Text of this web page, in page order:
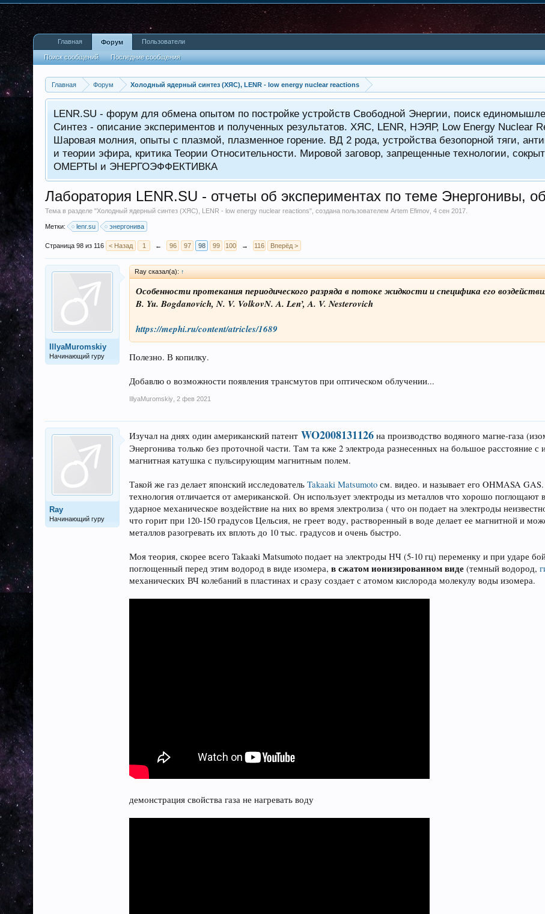
Главная Форум Холодный ядерный синтез (ХЯС), LENR - low energy nuclear reactions
LENR.SU - форум для обмена опытом по постройке устройств Свободной Энергии, поиск
Синтез - описание экспериментов и полученных результатов. ХЯС, LENR, НЭЯР, Low Energy
Шаровая молния, опыты с плазмой, плазменное горение. ВД 2 рода, устройства безопорной тяги,
и теории эфира, критика Теории Относительности. Мировой заговор, запрещенные технологии,
ОМЕРТЫ и ЭНЕРГОЭФФЕКТИВКА
Лаборатория LENR.SU - отчеты об экспериментах по теме Энергонивы,
Тема в разделе "Холодный ядерный синтез (ХЯС), LENR - low energy nuclear reactions", создана пользователем Artem Efimov 4 сен 2017
Метки: lenr.su энергонива
Страница 98 из 116 < Назад 1 ← 96 97 98 99 100 → 116 Вперёд >
IllyaMuromskiy
Начинающий гуру
Ray сказал(а): ↑
Особенности протекания периодического разряда в потоке жидкости и специфика его
B. Yu. Bogdanovich, N. V. VolkovN. A. Len’, A. V. Nesterovich
https://mephi.ru/content/atricles/1689
Полезно. В копилку.
Добавлю о возможности появления трансмутов при оптическом облучении...
IllyaMuromskiy 2 фев 2021
Ray
Начинающий гуру
Изучал на днях один американский патент WO2008131126 на производство водяного магне-газа
Энергонива только без проточной части. Там та кже 2 электрода разнесенных на большое расстояние
магнитная катушка с пульсирующим магнитным полем.
Такой же газ делает японский исследователь Takaaki Matsumoto см. видео. и называет его OHMASA
технология отличается от американской. Он использует электроды из металлов что хорошо поглощают
ударное механическое воздействие на них во время электролиза ( что он подает на электроды
что горит при 120-150 градусов Цельсия, не греет воду, растворенный в воде делает ее магнитной и
металлов разогревать их вплоть до 10 тыс. градусов и очень быстро.
Моя теория, скорее всего Takaaki Matsumoto подает на электроды НЧ (5-10 гц) переменку и при ударе
поглощенный перед этим водород в виде изомера, в сжатом ионизированном виде (темный водород,
механических ВЧ колебаний в пластинах и сразу создает с атомом кислорода молекулу воды изомера.
демонстрация свойства газа не нагревать воду
Главная Форум
Поиск сообщений Последние сообщения
Пользователи